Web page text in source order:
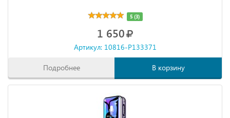
5 (3)
1 650
Артикул: 10816-P133371
Подробнее В корзину